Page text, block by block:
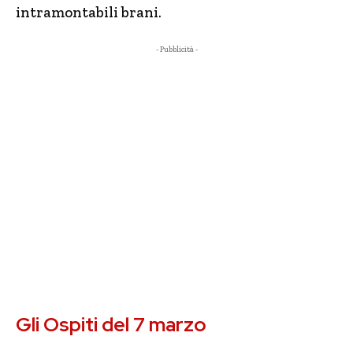
intramontabili brani.
- Pubblicità -
Gli Ospiti del 7 marzo